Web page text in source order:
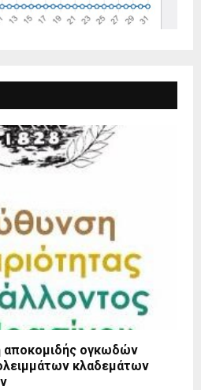
αποκομιδής ογκωδών
κλαδεμάτων